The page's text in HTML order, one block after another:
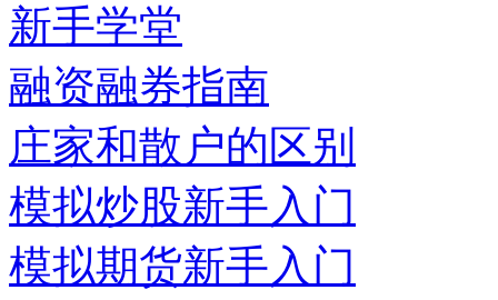
新手学堂
融资融券指南
庄家和散户的区别
模拟炒股新手入门
模拟期货新手入门